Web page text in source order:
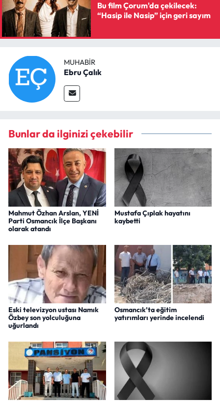
Bu film Çorum'da çekilecek:
“Hasip ile Nasip” için geri sayım
MUHABIR
Ebru Çalık
Bunlar da ilginizi çekebilir
Mahmut Özhan Arslan, YENİ
Parti Osmancık İlçe Başkanı
olarak atandı
Mustafa Çıplak hayatını
kaybetti
Eski televizyon ustası Namık
Özbey son yolculuğuna
uğurlandı
Osmancık’ta eğitim
yatırımları yerinde incelendi